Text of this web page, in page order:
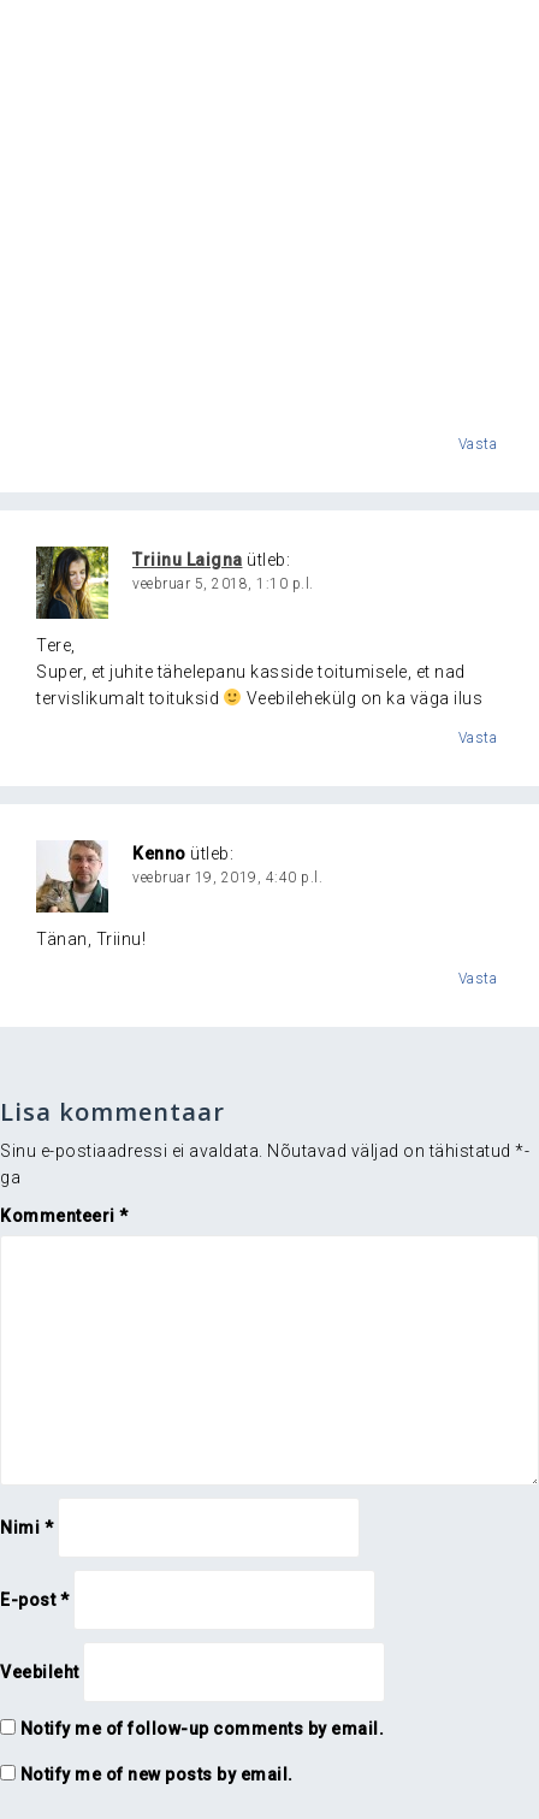
Vasta
Triinu Laigna ütleb:
veebruar 5, 2018, 1:10 p.l.
Tere,
Super, et juhite tähelepanu kasside toitumisele, et nad
tervislikumalt toituksid
Veebilehekülg on ka väga ilus
Vasta
Kenno ütleb:
veebruar 19, 2019, 4:40 p.l.
Tänan, Triinu!
Vasta
Lisa kommentaar
Sinu e-postiaadressi ei avaldata. Nõutavad väljad on tähistatud *-
ga
Kommenteeri *
Nimi *
E-post*
Veebileht
Notify me of follow-up comments by email.
Notify me of new posts by email.